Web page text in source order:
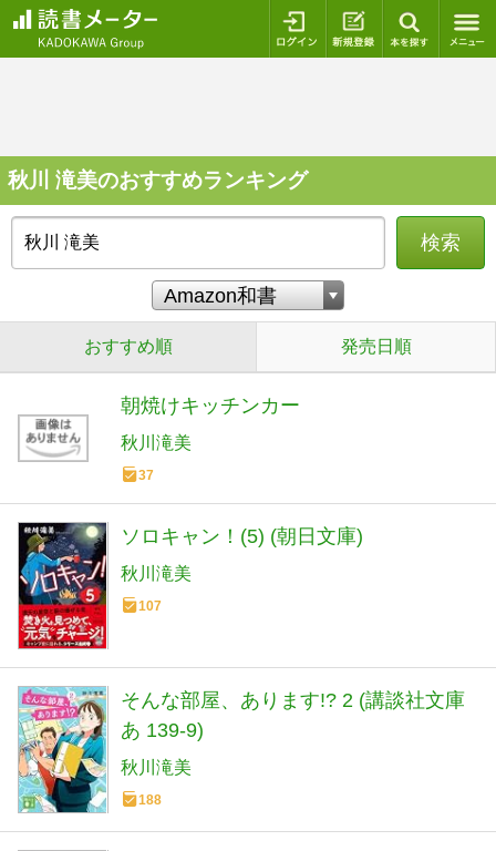
ログイン 新規登録
秋川 滝美のおすすめランキング
検索
おすすめ順 発売日順
朝焼けキッチンカー
秋川滝美
37
ソロキャン！(5) (朝日文庫)
秋川滝美
107
そんな部屋、あります!? 2 (講談社文庫
あ 139-9)
秋川滝美
188